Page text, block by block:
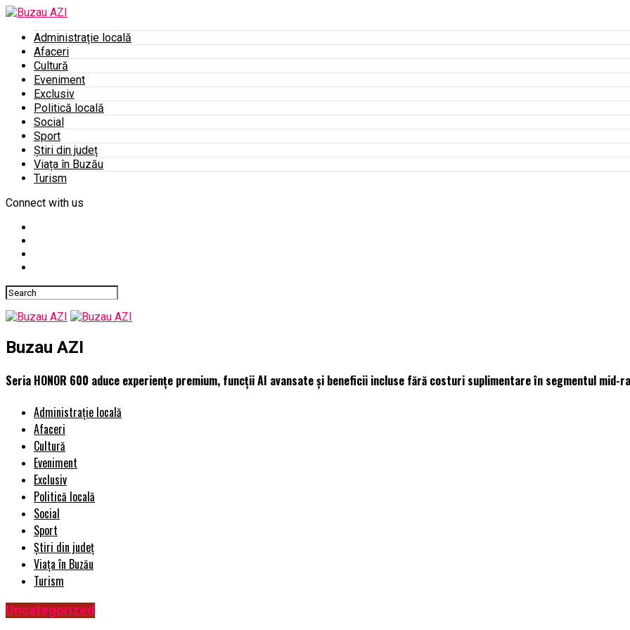
Administrație locală
Afaceri
Cultură
Eveniment
Exclusiv
Politică locală
Social
Sport
Știri din județ
Viața în Buzău
Turism
Connect with us
Buzau AZI
Seria HONOR 600 aduce experiențe premium, funcții AI avansate și beneficii incluse fără costuri suplimentare în segmentul mid-
Administrație locală
Afaceri
Cultură
Eveniment
Exclusiv
Politică locală
Social
Sport
Știri din județ
Viața în Buzău
Turism
Uncategorized